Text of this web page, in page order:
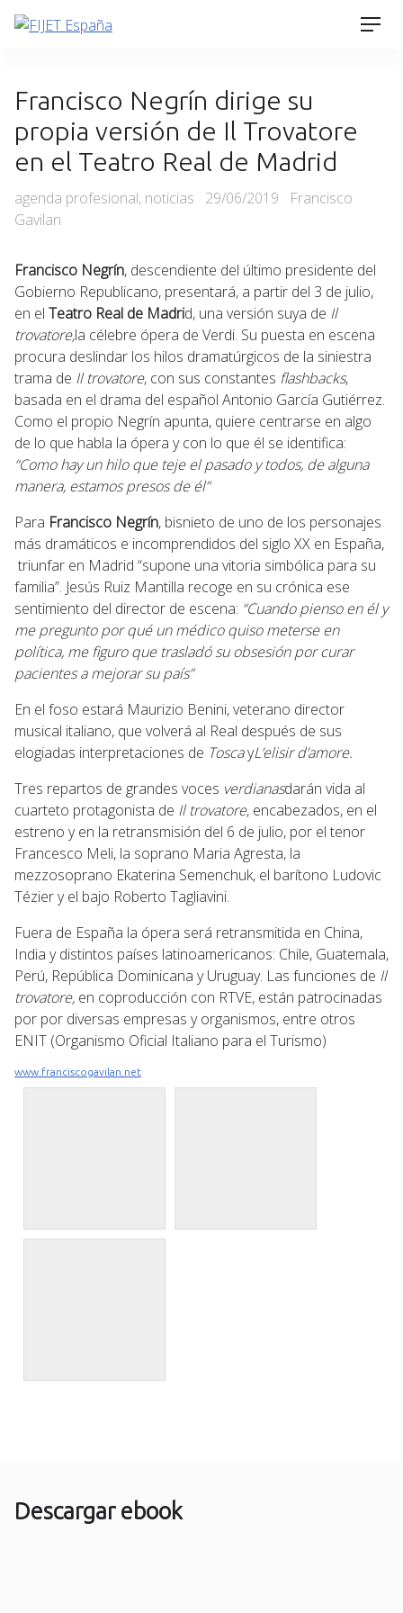
Skip
Francisco Negrín dirige su
propia versión de Il Trovatore
en el Teatro Real de Madrid
Categories
agenda profesional, noticias
Posted
29/06/2019
Francisco
Gavilan
Francisco Negrín, descendiente del último presidente del
Gobierno Republicano, presentará, a partir del 3 de julio,
en el Teatro Real de Madrid, una versión suya de Il
trovatore,la célebre ópera de Verdi. Su puesta en escena
procura deslindar los hilos dramatúrgicos de la siniestra
trama de Il trovatore, con sus constantes flashbacks,
basada en el drama del español Antonio García Gutiérrez.
Como el propio Negrín apunta, quiere centrarse en algo
de lo que habla la ópera y con lo que él se identifica:
“Como hay un hilo que teje el pasado y todos, de alguna
manera, estamos presos de él”
Para Francisco Negrín, bisnieto de uno de los personajes
más dramáticos e incomprendidos del siglo XX en España,
triunfar en Madrid “supone una vitoria simbólica para su
familia”. Jesús Ruiz Mantilla recoge en su crónica ese
sentimiento del director de escena: “Cuando pienso en él y
me pregunto por qué un médico quiso meterse en
política, me figuro que trasladó su obsesión por curar
pacientes a mejorar su país”
En el foso estará Maurizio Benini, veterano director
musical italiano, que volverá al Real después de sus
elogiadas interpretaciones de ToscayL’elisir d’amore.
Tres repartos de grandes voces verdianasdarán vida al
cuarteto protagonista de Il trovatore, encabezados, en el
estreno y en la retransmisión del 6 de julio, por el tenor
Francesco Meli, la soprano Maria Agresta, la
mezzosoprano Ekaterina Semenchuk, el barítono Ludovic
Tézier y el bajo Roberto Tagliavini.
Fuera de España la ópera será retransmitida en China,
India y distintos países latinoamericanos: Chile, Guatemala,
Perú, República Dominicana y Uruguay. Las funciones de Il
trovatore, en coproducción con RTVE, están patrocinadas
por por diversas empresas y organismos, entre otros
ENIT (Organismo Oficial Italiano para el Turismo)
www.franciscogavilan.net
Descargar ebook